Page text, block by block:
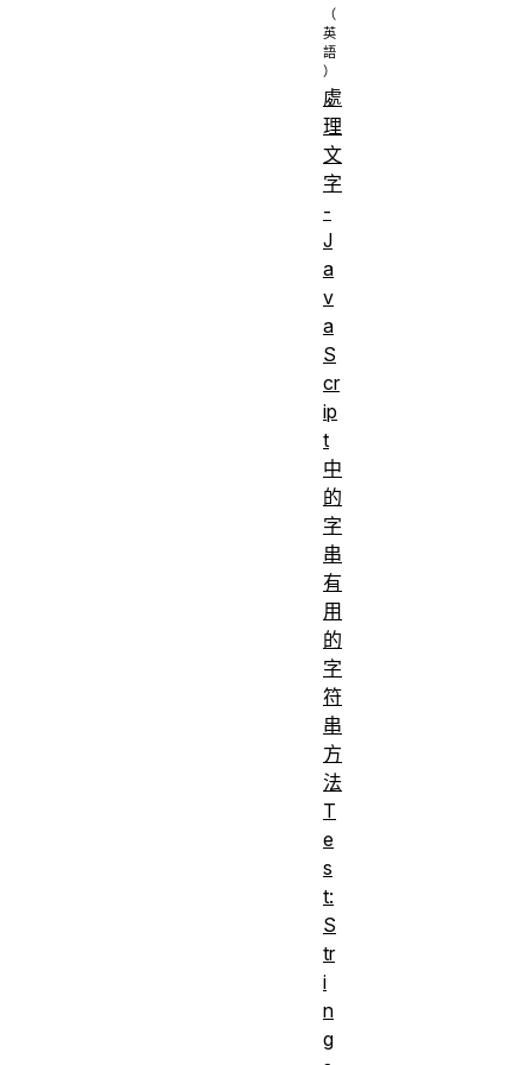
處
理
文
字
-
J
a
v
a
S
cr
ip
t
中
的
字
串
有
用
的
字
符
串
方
法
T
e
s
t:
S
tr
i
n
g